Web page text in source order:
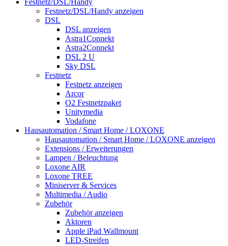
Festnetz/DSL/Handy
Festnetz/DSL/Handy anzeigen
DSL
DSL anzeigen
Astra1Connekt
Astra2Connekt
DSL 2 U
Sky DSL
Festnetz
Festnetz anzeigen
Arcor
O2 Festnetzpaket
Unitymedia
Vodafone
Hausautomation / Smart Home / LOXONE
Hausautomation / Smart Home / LOXONE anzeigen
Extensions / Erweiterungen
Lampen / Beleuchtung
Loxone AIR
Loxone TREE
Miniserver & Services
Multimedia / Audio
Zubehör
Zubehör anzeigen
Aktoren
Apple iPad Wallmount
LED-Streifen